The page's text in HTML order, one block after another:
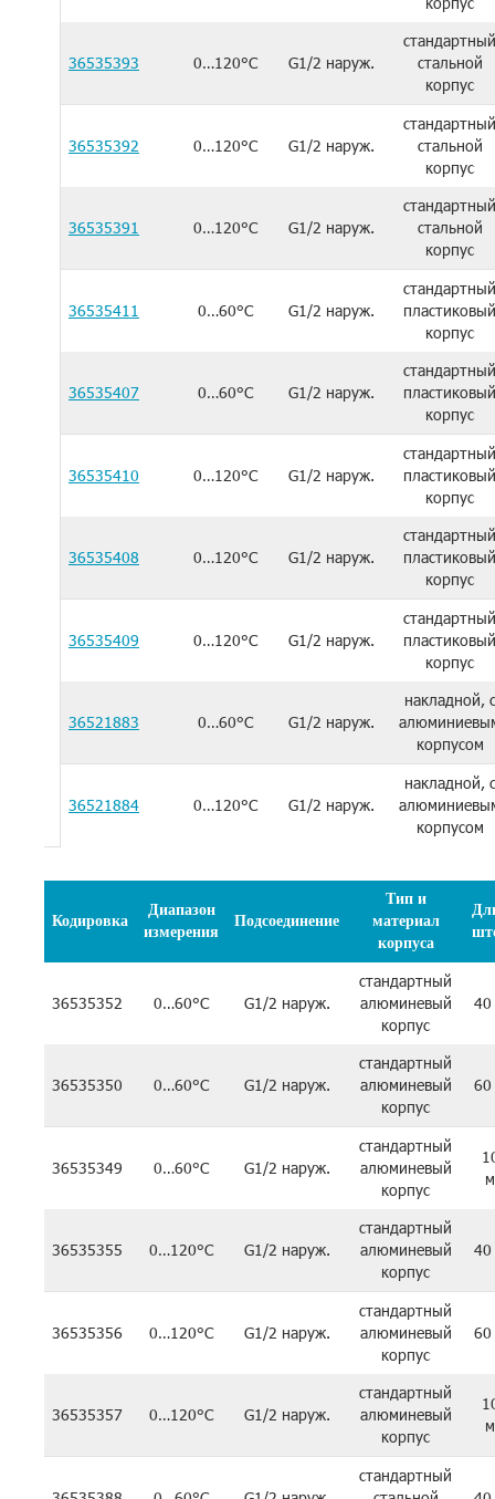
36535393 0…120°C G1/2 наруж.
стандартный
стальной
корпус
36535392 0…120°C G1/2 наруж.
стандартный
стальной
корпус
36535391 0…120°C G1/2 наруж.
стандартный
стальной
корпус
36535411 0…60°C G1/2 наруж.
стандартный
пластиковый
корпус
36535407 0…60°C G1/2 наруж.
стандартный
пластиковый
корпус
36535410 0…120°C G1/2 наруж.
стандартный
пластиковый
корпус
36535408 0…120°C G1/2 наруж.
стандартный
пластиковый
корпус
36535409 0…120°C G1/2 наруж.
стандартный
пластиковый
корпус
36521883 0…60°C G1/2 наруж.
накладной, с
корпусом
36521884 0…120°C G1/2 наруж.
накладной, с
корпусом
Кодировка
Диапазон
измерения
Подсоединение
Тип и
материал
корпуса
36535352 0…60°C G1/2 наруж.
стандартный
алюминевый
корпус
36535350 0…60°C G1/2 наруж.
стандартный
алюминевый
корпус
36535349 0…60°C G1/2 наруж.
стандартный
алюминевый
корпус
36535355 0…120°C G1/2 наруж.
стандартный
алюминевый
корпус
36535356 0…120°C G1/2 наруж.
стандартный
алюминевый
корпус
36535357 0…120°C G1/2 наруж.
стандартный
алюминевый
корпус
стандартный